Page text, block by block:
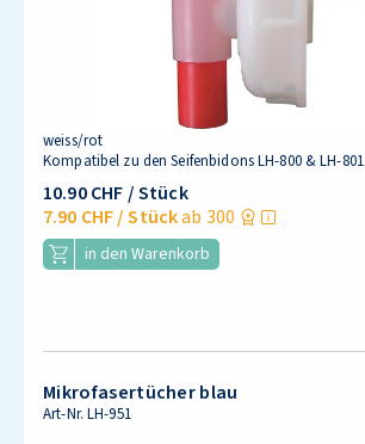
weiss/rot
Kompatibel zu den Seifenbidons LH-800 & LH-801
10.90 CHF/ Stück
7.90 CHF/ Stückab 300
in den Warenkorb
Mikrofasertücher blau
Art-Nr.LH-951